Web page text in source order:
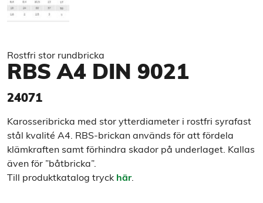
Rostfri stor rundbricka
RBS A4 DIN 9021
24071
Karosseribricka med stor ytterdiameter i rostfri syrafast
stål kvalité A4. RBS-brickan används för att fördela
klämkraften samt förhindra skador på underlaget. Kallas
även för ”båtbricka”.
Till produktkatalog tryck här.